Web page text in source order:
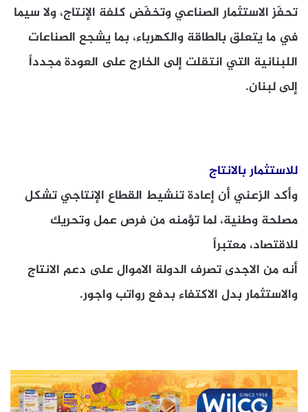
تحفّز الاستثمار الصناعي وتخفّض كلفة الإنتاج، ولا سيما
في ما يتعلق بالطاقة والكهرباء، بما يشجع الصناعات
اللبنانية التي انتقلت إلى الخارج على العودة مجدداً
إلى لبنان.
للاستثمار بالانتاج
وأكد الزعني أن إعادة تنشيط القطاع الإنتاجي تشكل
مصلحة وطنية، لما تؤمنه من فرص عمل وتحريك
للاقتصاد، معتبراً
أنه من الاجدى تصرف الدولة الاموال على دعم الانتاج
والاستثمار بدل الاكتفاء بدفع رواتب واجور.